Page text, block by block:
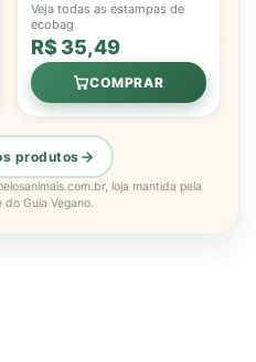
Veja todas as estampas de
ecobag
R$ 35,49
COMPRAR
produtos
loja mantida pela
do Guia Vegano.